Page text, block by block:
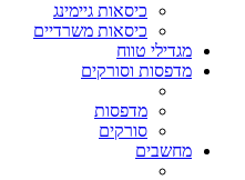
כיסאות גיימינג
כיסאות משרדיים
מגדילי טווח
מדפסות וסורקים
מדפסות
סורקים
מחשבים